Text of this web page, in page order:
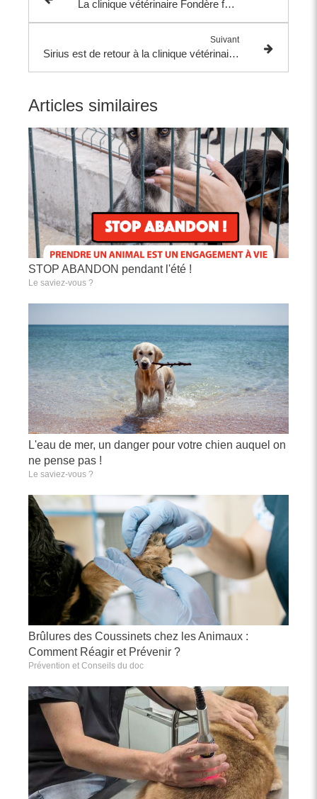
La clinique vétérinaire Fondère fait peau neuve !
Suivant
Sirius est de retour à la clinique vétérinaire Fondère pour sa stérilisation
Articles similaires
STOP ABANDON pendant l'été !
Le saviez-vous ?
L'eau de mer, un danger pour votre chien auquel on
ne pense pas !
Le saviez-vous ?
Brûlures des Coussinets chez les Animaux :
Comment Réagir et Prévenir ?
Prévention et Conseils du doc